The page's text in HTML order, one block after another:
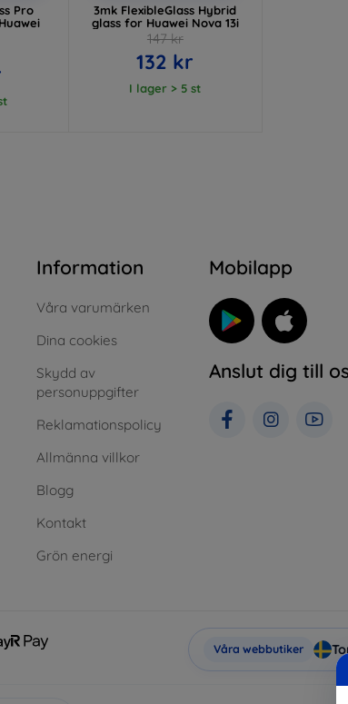
Pro
3mk FlexibleGlass Hybrid
glass for Huawei Nova 13i
147 kr
132 kr
I lager > 5 st
Information
Våra varumärken
Dina cookies
Skydd av
personuppgifter
Reklamationspolicy
Allmänna villkor
Blogg
Kontakt
Grön energi
Mobilapp
Anslut dig till
Våra webbutiker